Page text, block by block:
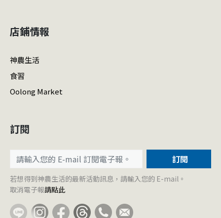
店鋪情報
神農生活
食習
Oolong Market
訂閱
訂閱
若想得到神農生活的最新活動訊息，請輸入您的 E-mail。
取消電子報請點此